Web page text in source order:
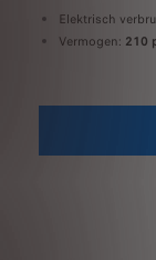
Elektrisch
Vermogen: 210